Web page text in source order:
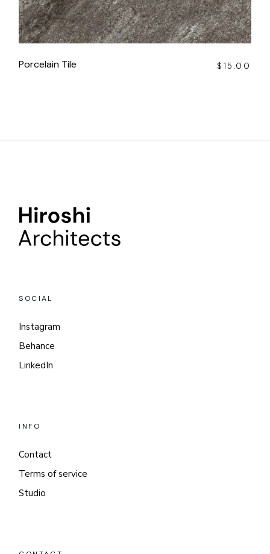
Porcelain Tile $ 15.00
SOCIAL
Instagram
Behance
LinkedIn
INFO
Contact
Terms of service
Studio